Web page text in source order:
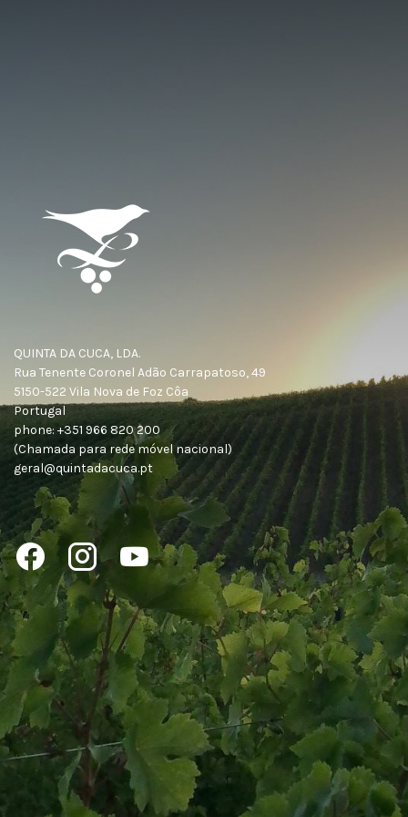
QUINTA DA CUCA, LDA.
Rua Tenente Coronel Adão Carrapatoso, 49
5150-522 Vila Nova de Foz Côa
Portugal
phone: +351 966 820 200
(Chamada para rede móvel nacional)
geral@quintadacuca.pt